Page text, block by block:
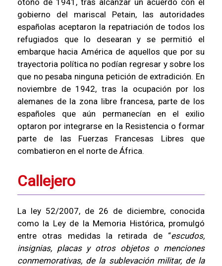
otoño de 1941, tras alcanzar un acuerdo con el
gobierno del mariscal Petain, las autoridades
españolas aceptaron la repatriación de todos los
refugiados que lo desearan y se permitió el
embarque hacia América de aquellos que por su
trayectoria política no podían regresar y sobre los
que no pesaba ninguna petición de extradición. En
noviembre de 1942, tras la ocupación por los
alemanes de la zona libre francesa, parte de los
españoles que aún permanecían en el exilio
optaron por integrarse en la Resistencia o formar
parte de las Fuerzas Francesas Libres que
combatieron en el norte de África.
Callejero
La ley 52/2007, de 26 de diciembre, conocida
como la Ley de la Memoria Histórica, promulgó
entre otras medidas la retirada de “escudos,
insignias, placas y otros objetos o menciones
conmemorativas, de la sublevación militar, de la